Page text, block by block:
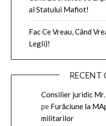
al Statului Mafiot!
Fac Ce Vreau, Când
Legii)!
RECENT
Consilier juridic Mr.
pe Furăciune la
militarilor